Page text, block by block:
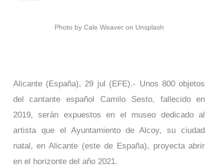
Photo by Cale Weaver on Unsplash
Alicante (España), 29 jul (EFE).- Unos 800 objetos
del cantante español Camilo Sesto, fallecido en
2019, serán expuestos en el museo dedicado al
artista que el Ayuntamiento de Alcoy, su ciudad
natal, en Alicante (este de España), proyecta abrir
en el horizonte del año 2021.